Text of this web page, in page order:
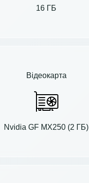
16 ГБ
Відеокарта
Nvidia GF MX250 (2 ГБ)